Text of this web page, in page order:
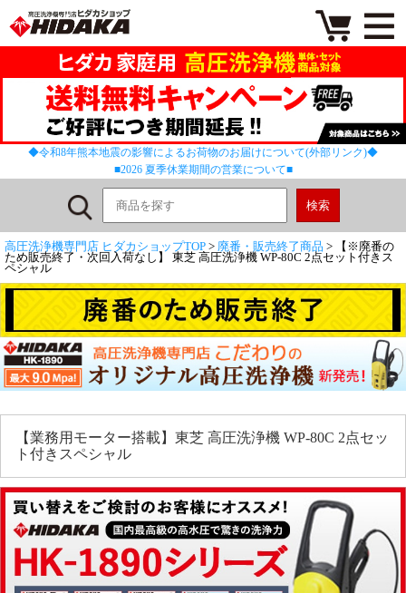
◆令和8年熊本地震の影響によるお荷物のお届けについて(外部リンク)◆
■2026 夏季休業期間の営業について■
高圧洗浄機専門店 ヒダカショップTOP > 廃番・販売終了商品 > 【※廃番の
ため販売終了・次回入荷なし】 東芝 高圧洗浄機 WP-80C 2点セット付きス
ペシャル
【業務用モーター搭載】東芝 高圧洗浄機 WP-80C 2点セッ
ト付きスペシャル